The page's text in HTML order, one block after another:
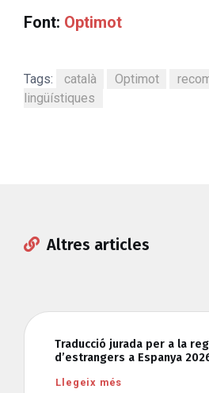
Font: Optimot
Tags: català Optimot
lingüístiques
Altres articles
Traducció jurada per a la
d’estrangers a Espanya
Llegeix més